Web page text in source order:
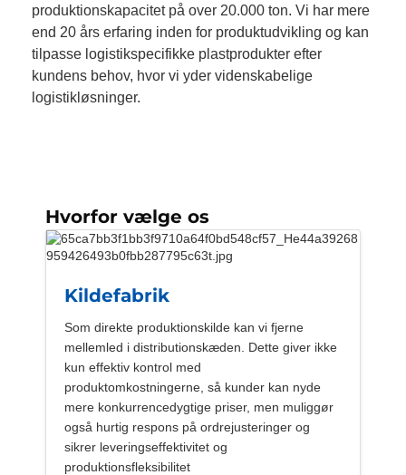
produktionskapacitet på over 20.000 ton. Vi har mere
end 20 års erfaring inden for produktudvikling og kan
tilpasse logistikspecifikke plastprodukter efter
kundens behov, hvor vi yder videnskabelige
logistikløsninger.
Hvorfor vælge os
Kildefabrik
Som direkte produktionskilde kan vi fjerne
mellemled i distributionskæden. Dette giver ikke
kun effektiv kontrol med
produktomkostningerne, så kunder kan nyde
mere konkurrencedygtige priser, men muliggør
også hurtig respons på ordrejusteringer og
sikrer leveringseffektivitet og
produktionsfleksibilitet